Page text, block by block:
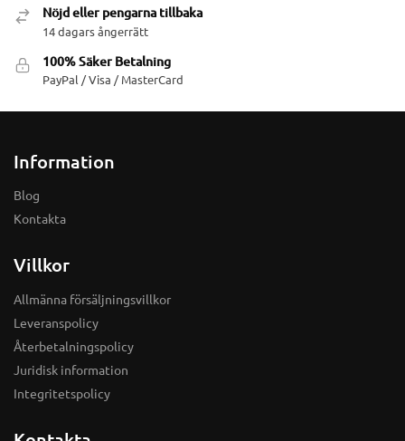
Nöjd eller pengarna tillbaka
14 dagars ångerrätt
100% Säker Betalning
PayPal / Visa / MasterCard
Information
Blog
Kontakta
Villkor
Allmänna försäljningsvillkor
Leveranspolicy
Återbetalningspolicy
Juridisk information
Integritetspolicy